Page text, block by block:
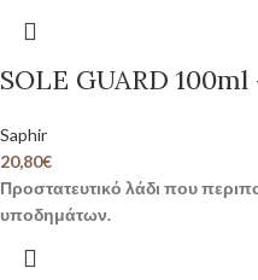
SOLE GUARD
Saphir
20,80€
Προστατευτικό λάδι που
υποδημάτων.